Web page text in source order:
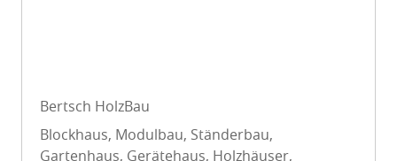
Bertsch HolzBau
Blockhaus, Modulbau, Ständerbau,
Gartenhaus, Gerätehaus, Holzhäuser,